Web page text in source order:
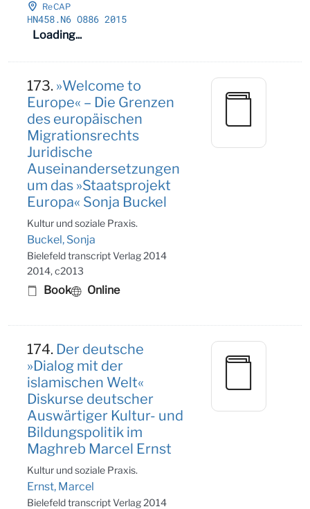
ReCAP
HN458.N6 O886 2015
Loading...
173. »Welcome to
Europe« – Die Grenzen
des europäischen
Migrationsrechts
Juridische
Auseinandersetzungen
um das »Staatsprojekt
Europa« Sonja Buckel
Kultur und soziale Praxis.
Buckel, Sonja
Bielefeld transcript Verlag 2014
2014, c2013
Book Online
174. Der deutsche
»Dialog mit der
islamischen Welt«
Diskurse deutscher
Auswärtiger Kultur- und
Bildungspolitik im
Maghreb Marcel Ernst
Kultur und soziale Praxis.
Ernst, Marcel
Bielefeld transcript Verlag 2014